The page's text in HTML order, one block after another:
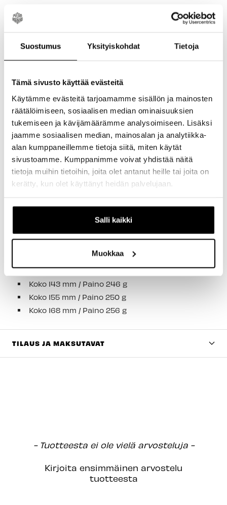
Suostumus Yksityiskohdat Tietoja
Tämä sivusto käyttää evästeitä
Käytämme evästeitä tarjoamamme sisällön ja mainosten
räätälöimiseen, sosiaalisen median ominaisuuksien
tukemiseen ja kävijämäärämme analysoimiseen. Lisäksi
jaamme sosiaalisen median, mainosalan ja analytiikka-
alan kumppaneillemme tietoja siitä, miten käytät
sivustoamme. Kumppanimme voivat yhdistää näitä
tietoja muihin tietoihin, joita olet antanut heille tai joita on
kerätty, kun olet käyttänyt heidän palvelujaan.
Salli kaikki
Muokkaa
mukavuuden.
Tämä Comp-versio on varustettu kevyillä ja
kestävillä Cr-Mo-kiskoilla sekä entistäkin
pehmeämmän tiheyden omaavalla tason 3 -
laboratoriossa testattu parantamaan
verenkiertoa herkissä valtimoissa.
Innovatiivinen MIMIC-teknologia käyttää
monikerroksisia materiaaleja tasapainon
ylläpitämiseksi ja pehmytkudoksen
turvotuksen minimoimiseksi.
Kevyt ja kestävä hiilikuituvahvisteinen
ulkokuori.
vaahtomuovi tarjoaa täydellisen yhdistelmän
pyöräilytuntumaa ja pehmustusta.
Satulan pohjaan valetut SWAT™-yhteensopivat
kiinnikkeet mahdollistavat tyylikkäät ja
integroidut säilytysratkaisut.
Koko 143 mm / Paino 246 g
Koko 155 mm / Paino 250 g
Koko 168 mm / Paino 256 g
TILAUS JA MAKSUTAVAT
- Tuotteesta ei ole vielä arvosteluja -
Kirjoita ensimmäinen arvostelu
tuotteesta
New content loaded